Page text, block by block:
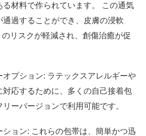
る材料で作られています。 この通気
通過することができ、皮膚の浸軟
リスクが軽減され、創傷治癒が促
オプション: ラテックスアレルギーや
対応するために、多くの自己接着包
ーバージョンで利用可能です。
ョン: これらの包帯は、簡単かつ迅